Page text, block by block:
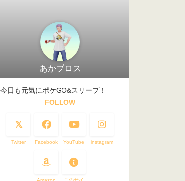
あかブロス
今日も元気にポケGO&スリープ！
FOLLOW
Twitter Facebook YouTube instagram
Amazon このサイ